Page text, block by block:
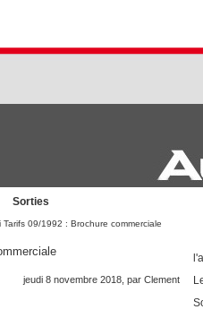
Sorties
Tarifs 09/1992 : Brochure commerciale
jeudi 8 novembre 2018, par Clement